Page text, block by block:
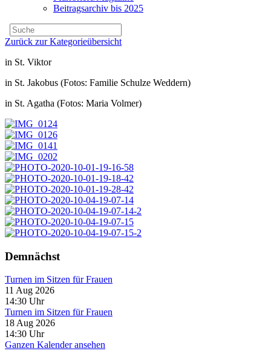
Beitragsarchiv bis 2025
Zurück zur Kategorieübersicht
in St. Viktor
in St. Jakobus (Fotos: Familie Schulze Weddern)
in St. Agatha (Fotos: Maria Volmer)
Demnächst
Turnen im Sitzen für Frauen
11 Aug 2026
14:30 Uhr
Turnen im Sitzen für Frauen
18 Aug 2026
14:30 Uhr
Ganzen Kalender ansehen